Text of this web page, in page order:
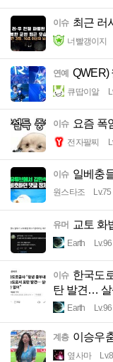
이슈 최근 러
너빨갱이지
연예 QWER)
큐땁이알
이슈 요즘 폭
전자팔찌
이슈 일베충
원스타조 Lv.75
유머 교토 화
Earth Lv.96
이슈 한국도
탄 발견… 살
Earth Lv.96
계층 이승우
옆사마